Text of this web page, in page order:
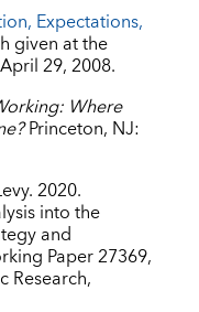
Expectations,
given at the
29, 2008.
Where
Princeton, NJ:
2020.
into the
and
Paper 27369,
Research,